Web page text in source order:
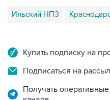
Ильский НПЗ
Купить подписку на
Подписаться на
Получать